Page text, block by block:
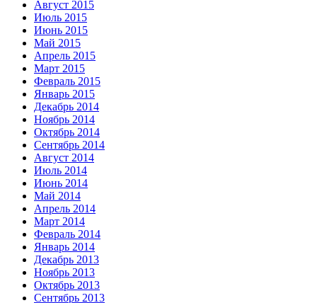
Август 2015
Июль 2015
Июнь 2015
Май 2015
Апрель 2015
Март 2015
Февраль 2015
Январь 2015
Декабрь 2014
Ноябрь 2014
Октябрь 2014
Сентябрь 2014
Август 2014
Июль 2014
Июнь 2014
Май 2014
Апрель 2014
Март 2014
Февраль 2014
Январь 2014
Декабрь 2013
Ноябрь 2013
Октябрь 2013
Сентябрь 2013